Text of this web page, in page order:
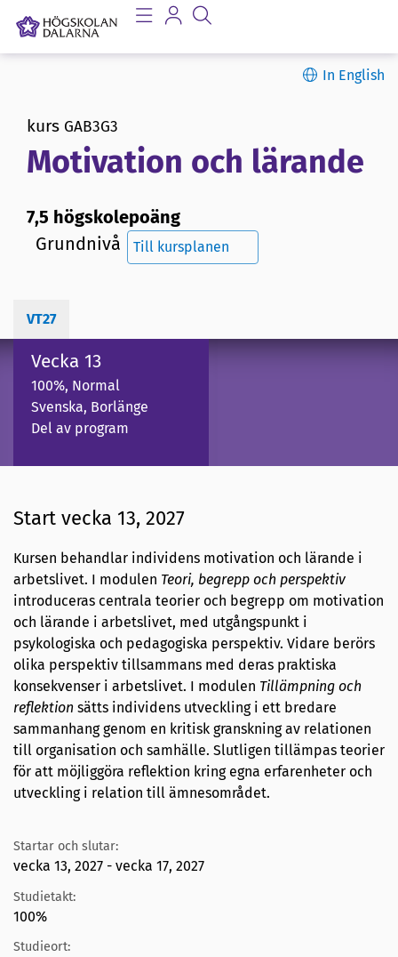
In English
kurs GAB3G3
Motivation och lärande
7,5 högskolepoäng
Grundnivå
Till kursplanen
VT27
Vecka 13
100%, Normal
Svenska, Borlänge
Del av program
Start vecka 13, 2027
Kursen behandlar individens motivation och lärande i
arbetslivet. I modulen Teori, begrepp och perspektiv
introduceras centrala teorier och begrepp om motivation
och lärande i arbetslivet, med utgångspunkt i
psykologiska och pedagogiska perspektiv. Vidare berörs
olika perspektiv tillsammans med deras praktiska
konsekvenser i arbetslivet. I modulen Tillämpning och
reflektion sätts individens utveckling i ett bredare
sammanhang genom en kritisk granskning av relationen
till organisation och samhälle. Slutligen tillämpas teorier
för att möjliggöra reflektion kring egna erfarenheter och
utveckling i relation till ämnesområdet.
Startar och slutar:
vecka 13, 2027 - vecka 17, 2027
Studietakt:
100%
Studieort: